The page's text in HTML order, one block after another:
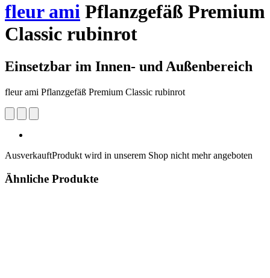
fleur ami Pflanzgefäß Premium
Classic rubinrot
Einsetzbar im Innen- und Außenbereich
fleur ami Pflanzgefäß Premium Classic rubinrot
AusverkauftProdukt wird in unserem Shop nicht mehr angeboten
Ähnliche Produkte